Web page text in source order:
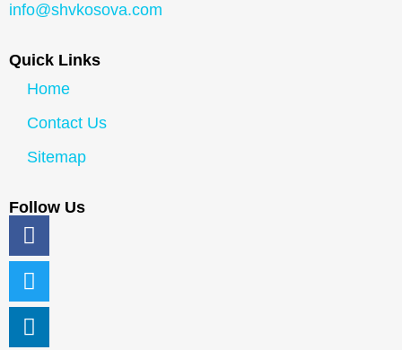
info@shvkosova.com
Quick Links
Home
Contact Us
Sitemap
Follow Us